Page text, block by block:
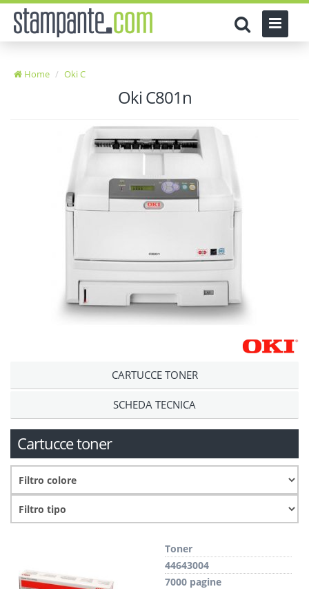
Home Oki C
Oki C801n
CARTUCCE TONER
SCHEDA TECNICA
Cartucce toner
Toner
44643004
7000 pagine